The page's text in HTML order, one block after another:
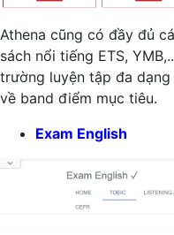
Athena cũng có đầy đủ
sách nổi tiếng ETS,
trường luyện tập đa
về band điểm mục tiêu.
Exam English